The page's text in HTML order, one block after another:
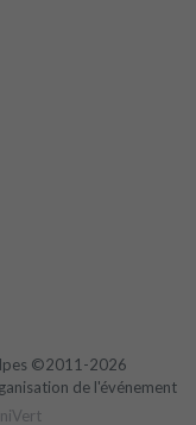
©2011-2026
de l'événement